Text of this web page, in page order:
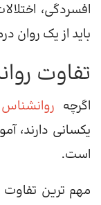
افسردگی،
باید از یک روان
تفاوت
اگرچه
یکسانی دارند،
است.
مهم ترین تفاوت